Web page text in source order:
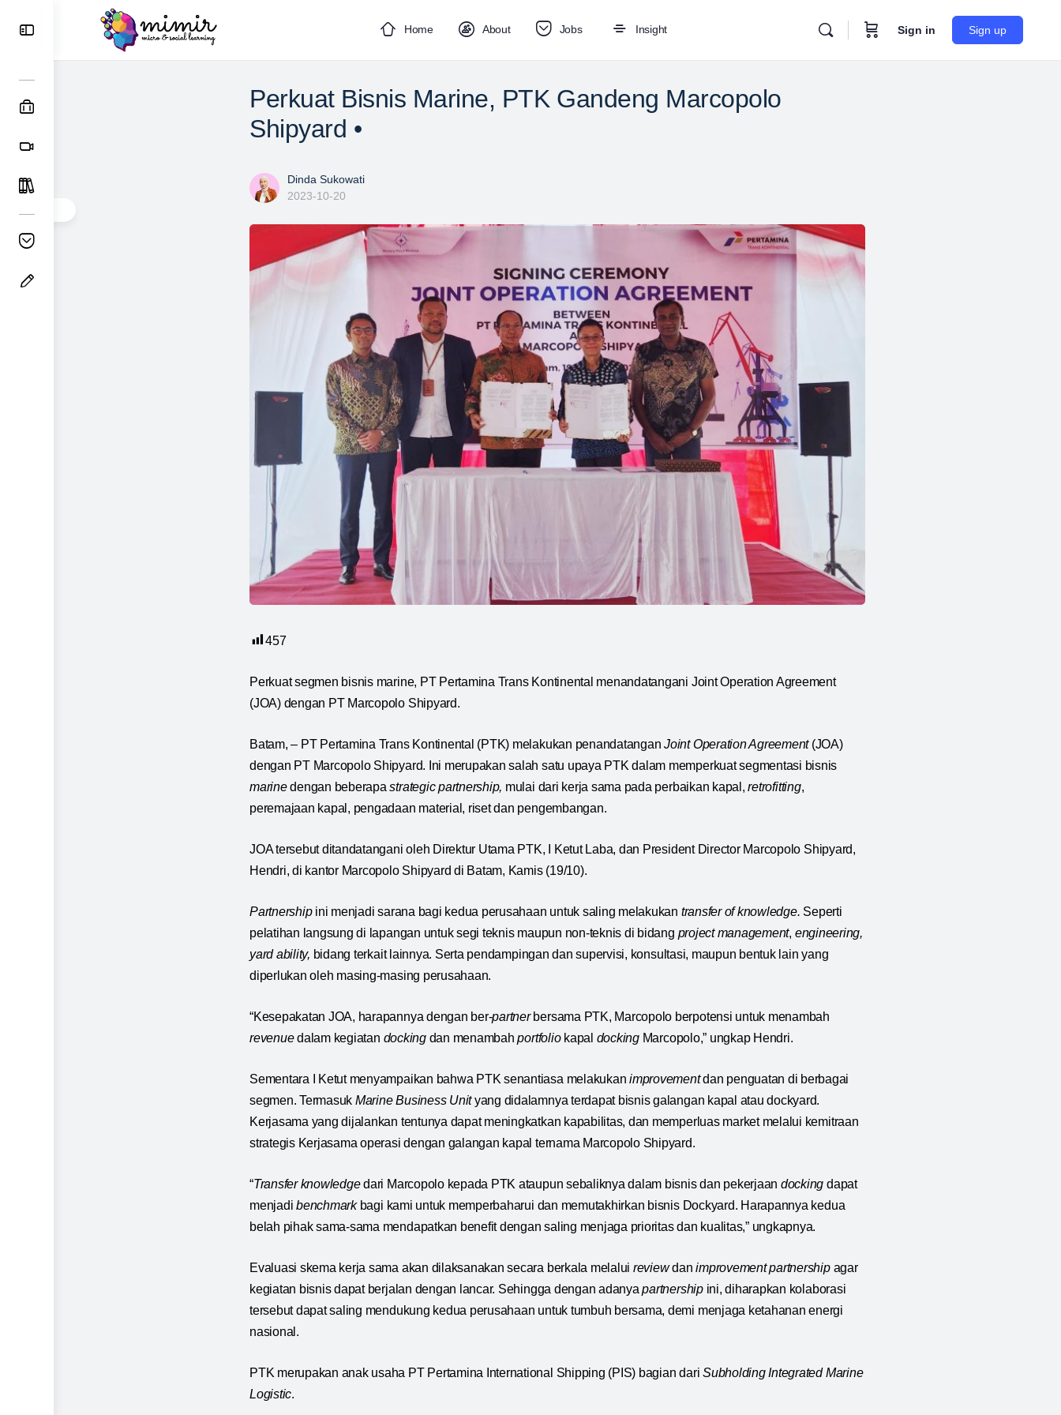
Home About Jobs Insight Sign in Sign up
Perkuat Bisnis Marine, PTK Gandeng Marcopolo
Shipyard •
Dinda Sukowati
2023-10-20
457
Perkuat segmen bisnis marine, PT Pertamina Trans Kontinental menandatangani Joint Operation Agreement
(JOA) dengan PT Marcopolo Shipyard.
Batam, – PT Pertamina Trans Kontinental (PTK) melakukan penandatanganJoint Operation Agreement(JOA)
dengan PT Marcopolo Shipyard. Ini merupakan salah satu upaya PTK dalam memperkuat segmentasi bisnis
marinedengan beberapastrategic partnership, mulai dari kerja sama pada perbaikan kapal,retrofitting,
peremajaan kapal, pengadaan material, riset dan pengembangan.
JOA tersebut ditandatangani oleh Direktur Utama PTK, I Ketut Laba, dan President Director Marcopolo Shipyard,
Hendri, di kantor Marcopolo Shipyard di Batam, Kamis (19/10).
Partnership ini menjadi sarana bagi kedua perusahaan untuk saling melakukan transfer of knowledge. Seperti
pelatihan langsung di lapangan untuk segi teknis maupun non-teknis di bidang project management, engineering,
yard ability, bidang terkait lainnya. Serta pendampingan dan supervisi, konsultasi, maupun bentuk lain yang
diperlukan oleh masing-masing perusahaan.
“Kesepakatan JOA, harapannya dengan ber-partnerbersama PTK, Marcopolo berpotensi untuk menambah
revenuedalam kegiatan dockingdan menambahportfoliokapal dockingMarcopolo,” ungkap Hendri.
Sementara I Ketut menyampaikan bahwa PTK senantiasa melakukanimprovementdan penguatan di berbagai
segmen. Termasuk Marine Business Unityang didalamnya terdapat bisnis galangan kapal atau dockyard.
Kerjasama yang dijalankan tentunya dapat meningkatkan kapabilitas, dan memperluas market melalui kemitraan
strategis Kerjasama operasi dengan galangan kapal ternama Marcopolo Shipyard.
“Transfer knowledgedari Marcopolo kepada PTK ataupun sebaliknya dalam bisnis dan pekerjaan docking dapat
menjadibenchmark bagi kami untuk memperbaharui dan memutakhirkan bisnis Dockyard. Harapannya kedua
belah pihak sama-sama mendapatkan benefit dengan saling menjaga prioritas dan kualitas,” ungkapnya.
Evaluasi skema kerja sama akan dilaksanakan secara berkala melalui reviewdanimprovement partnershipagar
kegiatan bisnis dapat berjalan dengan lancar. Sehingga dengan adanyapartnership ini, diharapkan kolaborasi
tersebut dapat saling mendukung kedua perusahaan untuk tumbuh bersama, demi menjaga ketahanan energi
nasional.
PTK merupakan anak usaha PT Pertamina International Shipping (PIS) bagian dariSubholding Integrated Marine
Logistic.